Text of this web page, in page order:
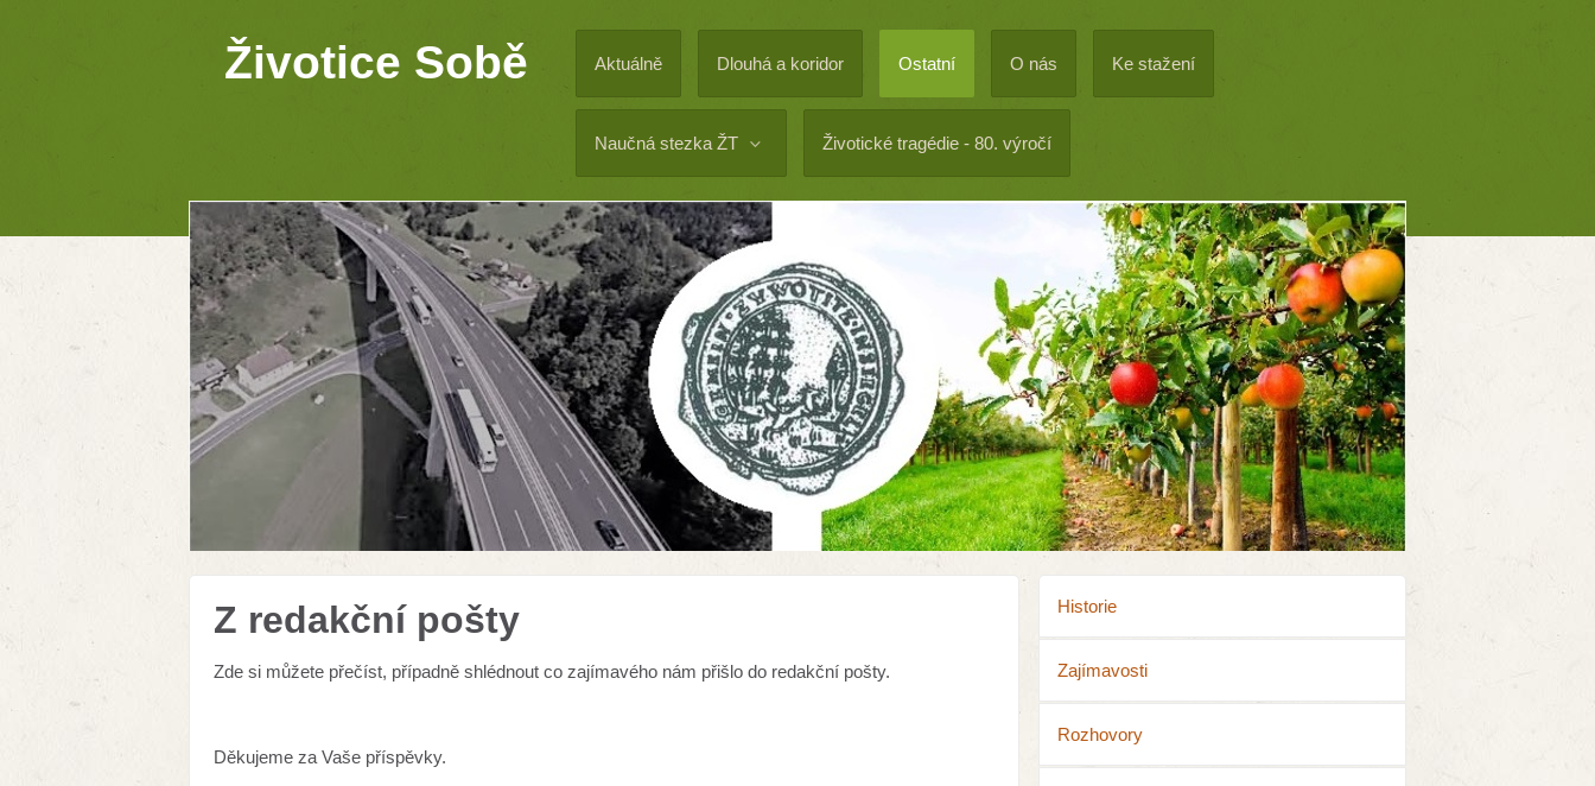
Aktuálně Dlouhá a koridor Ostatní O nás Ke stažení
Naučná stezka ŽT Životické tragédie - 80. výročí
Životice Sobě
Z redakční pošty
Zde si můžete přečíst, případně shlédnout co zajímavého nám přišlo do redakční pošty.
Děkujeme za Vaše příspěvky.
Historie
Zajímavosti
Rozhovory